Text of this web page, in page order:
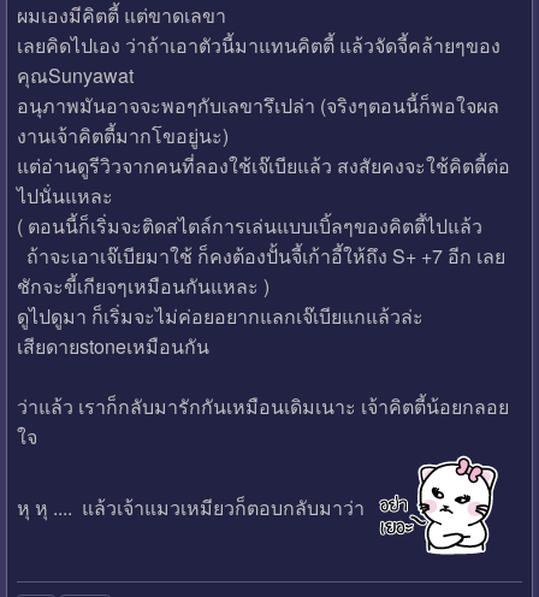
ผมเองมีคิตตี้ แต่ขาดเลขา
เลยคิดไปเอง ว่าถ้าเอาตัวนี้มาแทนคิตตี้ แล้วจัดจี้คล้ายๆของ
คุณSunyawat
อนุภาพมันอาจจะพอๆกับเลขารึเปล่า (จริงๆตอนนี้ก็พอใจผล
งานเจ้าคิตตี้มากโขอยู่นะ)
แต่อ่านดูรีวิวจากคนที่ลองใช้เจ๊เบียแล้ว สงสัยคงจะใช้คิตตี้ต่อ
ไปนั่นแหละ
( ตอนนี้ก็เริ่มจะติดสไตล์การเล่นแบบเบิ้ลๆของคิตตี้ไปแล้ว
ถ้าจะเอาเจ๊เบียมาใช้ ก็คงต้องปั้นจี้เก้าอี้ให้ถึง S+ +7 อีก เลย
ชักจะขี้เกียจๆเหมือนกันแหละ )
ดูไปดูมา ก็เริ่มจะไม่ค่อยอยากแลกเจ๊เบียแกแล้วล่ะ
เสียดายstoneเหมือนกัน
ว่าแล้ว เราก็กลับมารักกันเหมือนเดิมเนาะ เจ้าคิตตี้น้อยกลอย
ใจ
หุ หุ .... แล้วเจ้าแมวเหมียวก็ตอบกลับมาว่า